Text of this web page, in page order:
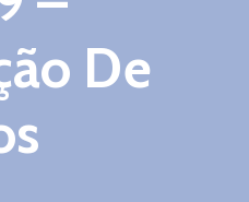
De